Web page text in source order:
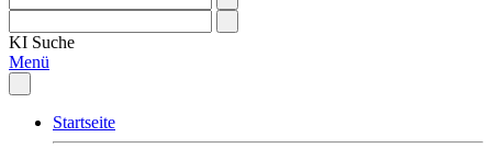
KI Suche
Menü
Startseite